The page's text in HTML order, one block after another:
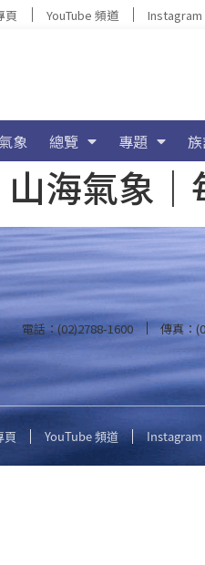
頁 YouTube 頻道 Instagram
象 總覽 專題
海氣象
電話：(02)2788-1600 傳真：
頁 YouTube 頻道 Instagram